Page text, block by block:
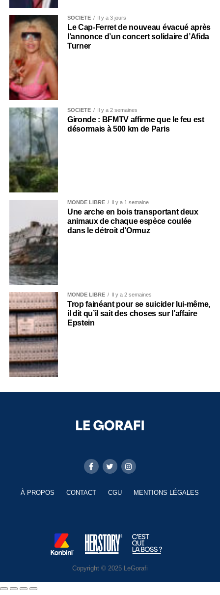
SOCIÉTÉ Il y a 3 jours
Le Cap-Ferret de nouveau évacué après
l’annonce d’un concert solidaire d’Afida
Turner
SOCIÉTÉ Il y a 2 semaines
Gironde : BFMTV affirme que le feu est
désormais à 500 km de Paris
MONDE LIBRE Il y a 1 semaine
Une arche en bois transportant deux
animaux de chaque espèce coulée
dans le détroit d’Ormuz
MONDE LIBRE Il y a 2 semaines
Trop fainéant pour se suicider lui-même,
il dit qu’il sait des choses sur l’affaire
Epstein
À PROPOS CONTACT CGU MENTIONS LÉGALES
Copyright © 2025 LeGorafi